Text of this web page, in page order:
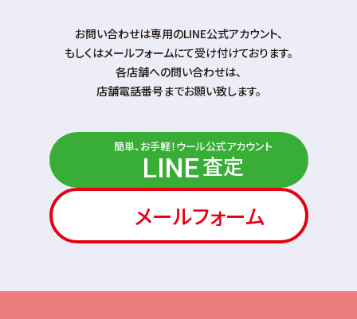
お問い合わせは専⽤のLINE公式アカウント、
もしくはメールフォームにて受け付けております。
各店舗への問い合わせは、
店舗電話番号までお願い致します。
簡単、お手軽！ウール公式アカウント
LINE査定
メールフォーム